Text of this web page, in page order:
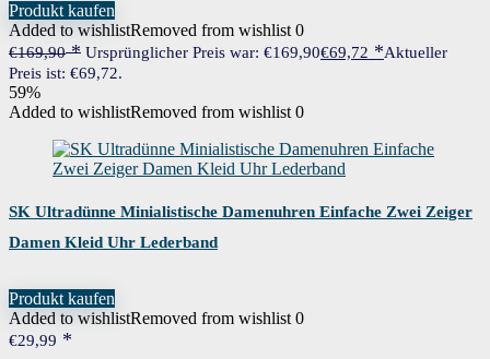
Produkt kaufen
Added to wishlistRemoved from wishlist 0
€169,90 Ursprünglicher Preis war: €169,90€69,72
Aktueller
Preis ist: €69,72.
59%
Added to wishlistRemoved from wishlist 0
SK Ultradünne Minialistische Damenuhren Einfache Zwei Zeiger
Damen Kleid Uhr Lederband
Produkt kaufen
Added to wishlistRemoved from wishlist 0
€29,99